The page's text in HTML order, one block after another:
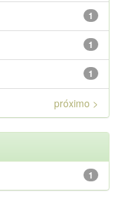
1
1
1
próximo >
1